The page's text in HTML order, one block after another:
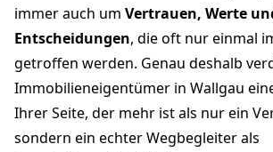
immer auch um Vertrauen, Werte
Entscheidungen, die oft nur einmal
getroffen werden. Genau deshalb
Immobilieneigentümer in Wallgau
Ihrer Seite, der mehr ist als nur ein
sondern ein echter Wegbegleiter als